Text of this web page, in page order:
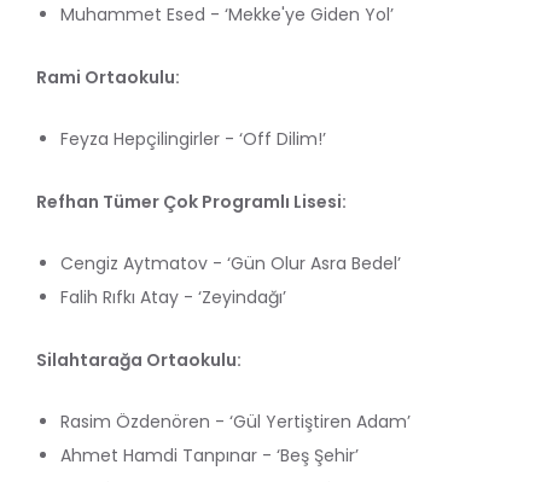
Muhammet Esed - ‘Mekke'ye Giden Yol’
Rami Ortaokulu:
Feyza Hepçilingirler - ‘Off Dilim!’
Refhan Tümer Çok Programlı Lisesi:
Cengiz Aytmatov - ‘Gün Olur Asra Bedel’
Falih Rıfkı Atay - ‘Zeyindağı’
Silahtarağa Ortaokulu:
Rasim Özdenören - ‘Gül Yertiştiren Adam’
Ahmet Hamdi Tanpınar - ‘Beş Şehir’